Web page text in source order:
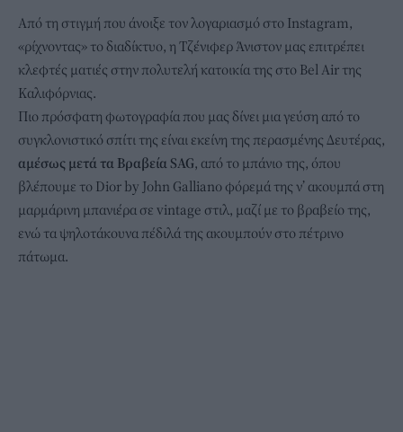
Από τη στιγμή που άνοιξε τον λογαριασμό στο Instagram,
«ρίχνοντας» το διαδίκτυο, η Τζένιφερ Άνιστον μας επιτρέπει
κλεφτές ματιές στην πολυτελή κατοικία της στο Bel Air της
Καλιφόρνιας.
Πιο πρόσφατη φωτογραφία που μας δίνει μια γεύση από το
συγκλονιστικό σπίτι της είναι εκείνη της περασμένης Δευτέρας,
αμέσως μετά τα Βραβεία SAG, από το μπάνιο της, όπου
βλέπουμε το Dior by John Galliano φόρεμά της ν’ ακουμπά στη
μαρμάρινη μπανιέρα σε vintage στιλ, μαζί με το βραβείο της,
ενώ τα ψηλοτάκουνα πέδιλά της ακουμπούν στο πέτρινο
πάτωμα.